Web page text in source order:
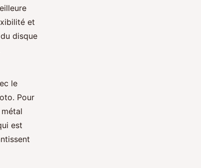
et
disque
le
Pour
est